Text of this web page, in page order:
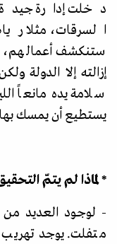
دخلت إدارة جيدة
السرقات، مثلا
ستنكشف أعمالهم،
إزالته إلا الدولة
سلامة يده مانعاً
يستطيع أن يمسك
* لماذا لم يتمّ
- لوجود العديد من
متفلت. يوجد